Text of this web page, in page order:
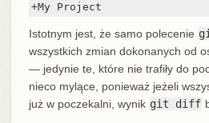
+My Project
Istotnym jest, że samo polecenie
wszystkich zmian dokonanych od
— ­jedynie te, które nie trafiły do
nieco mylące, ponieważ jeżeli
już w poczekalni, wynik git diff